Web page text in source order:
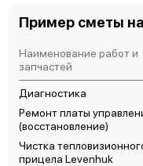
Пример сметы
Наименование работ и
запчастей
Диагностика
Ремонт платы
(восстановление)
Чистка
прицела Levenhuk